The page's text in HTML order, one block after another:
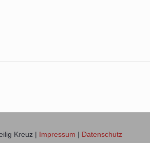
Kreuz | Impressum | Datenschutz